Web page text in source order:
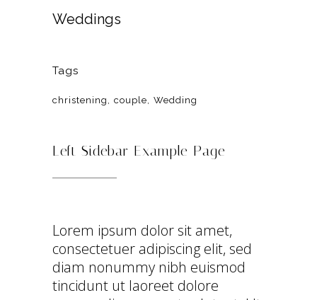
Weddings
Tags
christening couple Wedding
Left Sidebar Example Page
Lorem ipsum dolor sit amet,
consectetuer adipiscing elit, sed
diam nonummy nibh euismod
tincidunt ut laoreet dolore